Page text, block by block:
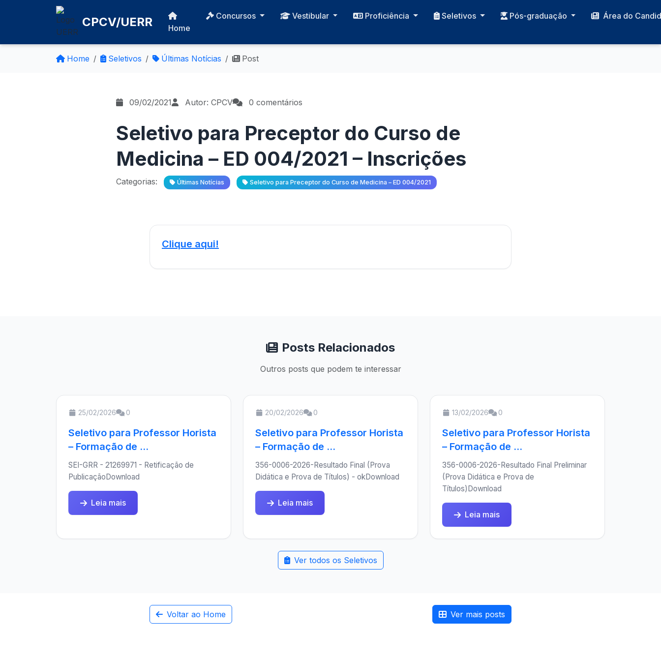
CPCV/UERR Home
Concursos Vestibular Proficiência Seletivos Pós-graduação Área do
Home Seletivos Últimas Notícias Post
09/02/2021 Autor: CPCV 0 comentários
Seletivo para Preceptor do Curso de
Medicina – ED 004/2021 – Inscrições
Categorias: Últimas Notícias Seletivo para Preceptor do Curso de Medicina – ED 004/2021
Clique aqui!
Posts Relacionados
Outros posts que podem te interessar
25/02/2026 0
Seletivo para Professor Horista
– Formação de ...
SEI-GRR - 21269971 - Retificação de
PublicaçãoDownload
Leia mais
20/02/2026 0
Seletivo para Professor Horista
– Formação de ...
356-0006-2026-Resultado Final (Prova
Didática e Prova de Títulos) - okDownload
Leia mais
13/02/2026 0
Seletivo para Professor Horista
– Formação de ...
356-0006-2026-Resultado Final Preliminar
(Prova Didática e Prova de
Títulos)Download
Leia mais
Ver todos os Seletivos
Voltar ao Home Ver mais posts